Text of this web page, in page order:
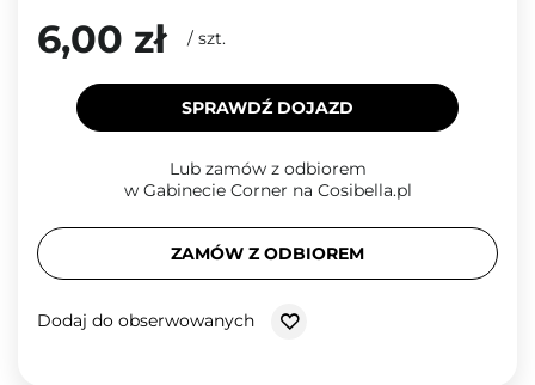
6,00 zł / szt.
SPRAWDŹ DOJAZD
Lub zamów z odbiorem
w Gabinecie Corner na Cosibella.pl
ZAMÓW Z ODBIOREM
Dodaj do obserwowanych